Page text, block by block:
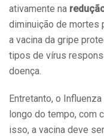
ativamente na
diminuição de mortes
a vacina da gripe
tipos de vírus
doença.
Entretanto, o
longo do tempo, com
isso, a vacina deve